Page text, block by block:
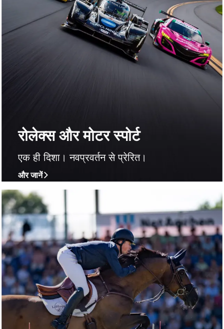
रोलेक्स और मोटर स्पोर्ट
एक ही दिशा। नवप्रवर्तन से प्रेरित।
और जानें